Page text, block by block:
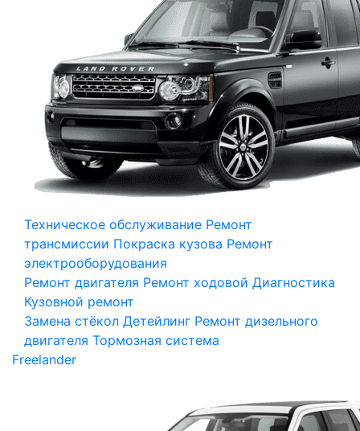
Техническое обслуживание Ремонт
трансмиссии Покраска кузова Ремонт
электрооборудования
Ремонт двигателя Ремонт ходовой Диагностика
Кузовной ремонт
Замена стёкол Детейлинг Ремонт дизельного
двигателя Тормозная система
Freelander